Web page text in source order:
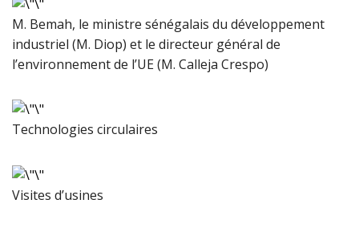
M. Bemah, le ministre sénégalais du développement
industriel (M. Diop) et le directeur général de
l’environnement de l’UE (M. Calleja Crespo)
Technologies circulaires
Visites d’usines